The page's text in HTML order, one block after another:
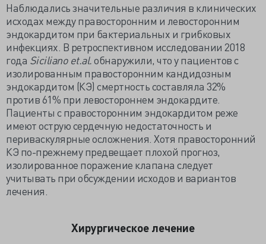
Наблюдались значительные различия в клинических
исходах между правосторонним и левосторонним
эндокардитом при бактериальных и грибковых
инфекциях. В ретроспективном исследовании 2018
года Siciliano et.al.обнаружили, что у пациентов с
изолированным правосторонним кандидозным
эндокардитом (КЭ) смертность составляла 32%
против 61% при левостороннем эндокардите.
Пациенты с правосторонним эндокардитом реже
имеют острую сердечную недостаточность и
периваскулярные осложнения. Хотя правосторонний
КЭ по-прежнему предвещает плохой прогноз,
изолированное поражение клапана следует
учитывать при обсуждении исходов и вариантов
лечения.
Хирургическое лечение